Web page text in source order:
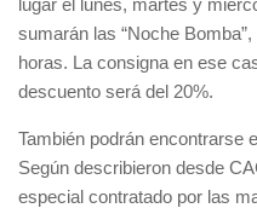
sumarán las “Noche
horas. La consigna en ese
descuento será del 20%.
También podrán encontrarse
Según describieron desde
especial contratado por las